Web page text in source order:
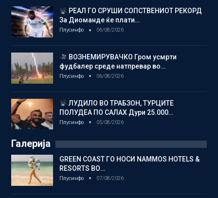
РЕАЛ ГО СРУШИ СОПСТВЕНИОТ РЕКОРД
За Диоманде ќе плати…
Плусинфо 06/08/2026
ВОЗНЕМИРУВАЧКО Гром усмрти
фудбалер среде натпревар во…
Плусинфо 06/08/2026
ЛУДИЛО ВО ТРАБЗОН, ТУРЦИТЕ
ПОЛУДЕА ПО САЛАХ Дури 25.000…
Плусинфо 05/08/2026
Галерија
GREEN COAST ГО НОСИ NAMMOS HOTELS &
RESORTS ВО…
Плусинфо 07/08/2026